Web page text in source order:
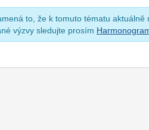
to, že k tomuto tématu aktuálně
výzvy sledujte prosím